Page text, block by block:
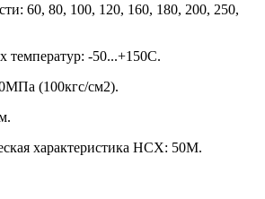
60, 80, 100, 120, 160, 180, 200, 250,
температур: -50...+150С.
(100кгс/см2).
характеристика НСХ: 50М.